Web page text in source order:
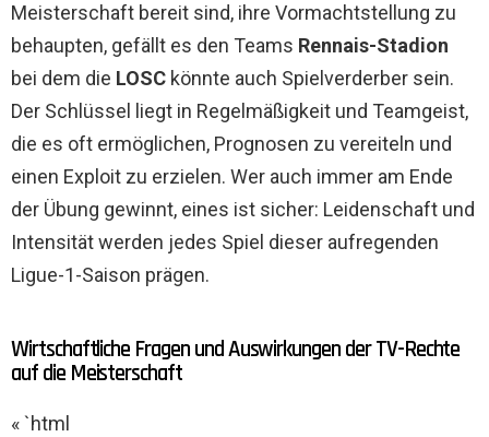
Meisterschaft bereit sind, ihre Vormachtstellung zu
behaupten, gefällt es den Teams Rennais-Stadion
bei dem die LOSC könnte auch Spielverderber sein.
Der Schlüssel liegt in Regelmäßigkeit und Teamgeist,
die es oft ermöglichen, Prognosen zu vereiteln und
einen Exploit zu erzielen. Wer auch immer am Ende
der Übung gewinnt, eines ist sicher: Leidenschaft und
Intensität werden jedes Spiel dieser aufregenden
Ligue-1-Saison prägen.
Wirtschaftliche Fragen und Auswirkungen der TV-Rechte
auf die Meisterschaft
« `html